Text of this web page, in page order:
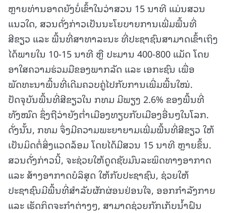
ຫຼາຍທ່ານອາດຍັງບໍ່ເຂົ້າໃນວ່າສວນ 15 ນາທີ ແມ່ນສວນ
ແນວໃດ, ສວນດັ່ງກ່າວເປັນນະໂຍບາຍການເພີ່ມພື້ນທີ່
ສີຂຽວ ແລະ ພື້ນທີ່ສາທາລະນະ ທີ່ປະຊາຊົນສາມາດເຂົ້າເຖິງ
ໄດ້ພາຍໃນ 10-15 ນາທີ ຫຼື ປະມານ 400-800 ແມັດ ໂດຍ
ອາໃສຄວາມຮ່ວມມືຂອງພາກລັດ ແລະ ເອກະຊົນ ເພື່ອ
ພັດທະນາພື້ນທີ່ເດີມຄວບຄູ່ໄປກັບການເພີ່ມພື້ນໃໝ່.
ປັດຈຸບັນພື້ນທີ່ສີຂຽວໃນ ກທມ ມີພຽງ 2.6% ຂອງພື້ນທີ່
ທັງໝົດ ຊຶ່ງຖືວ່າຍັງຕໍ່າເມືອງທຽບກັບເມືອງອື່ນໆໃນໂລກ.
ດັ່ງນັ້ນ, ກທມ ຈຶ່ງມີຄວາມພະຍາຍາມເພີ່ມພື້ນທີ່ສີຂຽວ ໃຫ້
ເປັນມິດຕໍ່ສິ່ງແວດລ້ອມ ໂດຍໄດ້ມີສວນ 15 ນາທີ ຫຼາຍຂຶ້ນ.
ສວນດັ່ງກ່າວນີ້, ຈະຊ່ວຍໃຫ້ດູດຊັບມົນລະພິດທາງອາກາດ
ແລະ ສ້າງອາກາດບໍລິສຸດ ໃຫ້ກັບປະຊາຊົນ, ຊ່ວຍໃຫ້
ປະຊາຊົນມີພື້ນທີ່ສໍາລັບຜັກຜ່ອນຢ່ອນໃຈ, ອອກກໍາລັງກາຍ
ແລະ ເຮັດກິດຈະກໍາຕ່າງໆ, ສາມາດຊ່ວຍກັກເກັບນໍ້າຝົນ